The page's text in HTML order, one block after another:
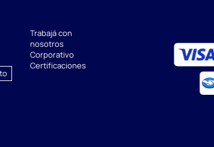
Trabajá con
nosotros
Corporativo
Certificaciones